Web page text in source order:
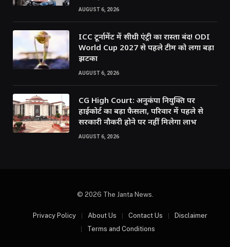
AUGUST 6, 2026
ICC टूर्नामेंट में सीधी एंट्री का रास्ता बंद! ODI
World Cup 2027 से पहले टीम को लगा बड़ा
झटका
AUGUST 6, 2026
CG High Court: अनुकंपा नियुक्ति पर
हाईकोर्ट का बड़ा फैसला, परिवार में पहले से
सरकारी नौकरी होने पर नहीं मिलेगा लाभ
AUGUST 6, 2026
© 2026 The Janta News.
Privacy Policy About Us Contact Us
Disclaimer
Terms and Conditions